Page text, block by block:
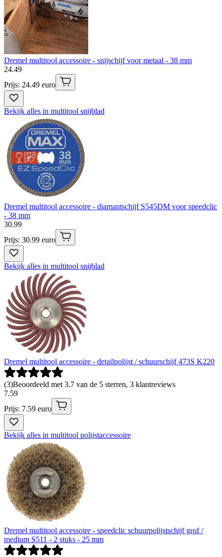
Dremel multitool accessoire - snijschijf voor metaal - 38 mm
24.49
Prijs: 24.49 euro
Bekijk alles in multitool snijblad
Dremel multitool accessoire - diamantschijf S545DM voor speedclic
- 38 mm
30.99
Prijs: 30.99 euro
Bekijk alles in multitool snijblad
Dremel multitool accessoire - detailpolijst / schuurschijf 473S K220
(3)Beoordeeld met 3.7 van de 5 sterren, 3 klantreviews
7.59
Prijs: 7.59 euro
Bekijk alles in multitool polijstaccessoire
Dremel multitool accessoire - speedclic schuurpolijstschijf grof /
medium S511 - 2 stuks - 25 mm